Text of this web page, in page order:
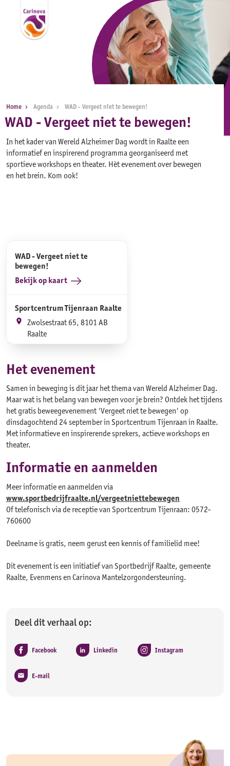
Home Agenda WAD - Vergeet niet te bewegen!
WAD - Vergeet niet te bewegen!
In het kader van Wereld Alzheimer Dag wordt in Raalte een
informatief en inspirerend programma georganiseerd met
sportieve workshops en theater. Hèt evenement over bewegen
en het brein. Kom ook!
WAD - Vergeet niet te
bewegen!
Bekijk op kaart
Sportcentrum Tijenraan Raalte
Zwolsestraat 65, 8101 AB
Raalte
Het evenement
Samen in beweging is dit jaar het thema van Wereld Alzheimer Dag.
Maar wat is het belang van bewegen voor je brein? Ontdek het tijdens
het gratis beweegevenement 'Vergeet niet te bewegen' op
dinsdagochtend 24 september in Sportcentrum Tijenraan in Raalte.
Met informatieve en inspirerende sprekers, actieve workshops en
theater.
Informatie en aanmelden
Meer informatie en aanmelden via
www.sportbedrijfraalte.nl/vergeetniettebewegen
Of telefonisch via de receptie van Sportcentrum Tijenraan: 0572-
760600
Deelname is gratis, neem gerust een kennis of familielid mee!
Dit evenement is een initiatief van Sportbedrijf Raalte, gemeente
Raalte, Evenmens en Carinova Mantelzorgondersteuning.
Deel dit verhaal op:
Facebook Linkedin Instagram
E-mail